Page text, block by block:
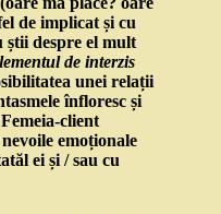
de implicat și cu
despre el mult
de interzis
unei relații
înfloresc și
client
emoționale
ei și / sau cu